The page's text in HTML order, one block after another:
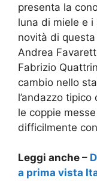
presenta la
luna di miele e i
novità di questa
Andrea
Fabrizio
cambio nello
l’andazzo
le coppie
difficilmente
Leggi anche –
a prima vista